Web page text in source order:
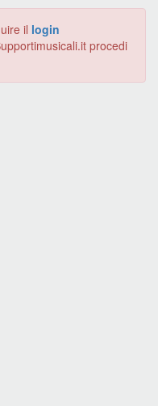
il login
procedi